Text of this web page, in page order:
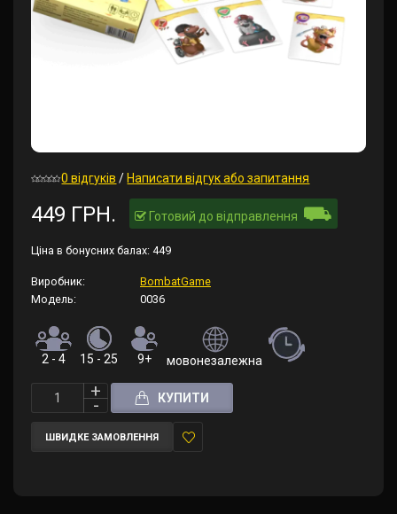
0 відгуків / Написати відгук або запитання
449 ГРН. Готовий до відправлення ⛟
Ціна в бонусних балах: 449
Виробник:
BombatGame
Модель:
0036
2 - 4 15 - 25 9+ мовонезалежна (правила російською
КУПИТИ
ШВИДКЕ ЗАМОВЛЕННЯ